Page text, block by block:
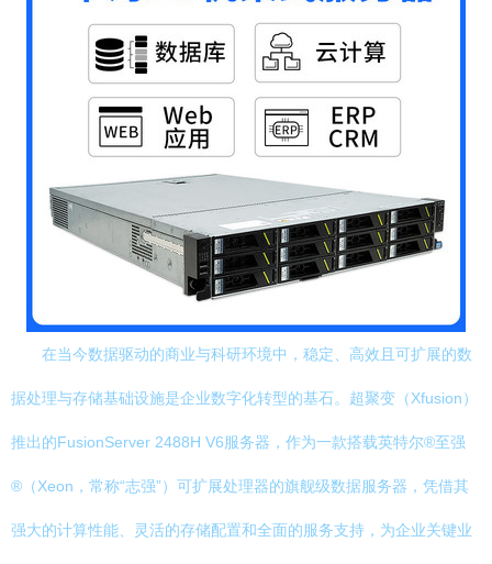
在当今数据驱动的商业与科研环境中，稳定、高效且可扩展的数
据处理与存储基础设施是企业数字化转型的基石。超聚变（Xfusion）
推出的FusionServer 2488H V6服务器，作为一款搭载英特尔®至强
®（Xeon，常称“志强”）可扩展处理器的旗舰级数据服务器，凭借其
强大的计算性能、灵活的存储配置和全面的服务支持，为企业关键业